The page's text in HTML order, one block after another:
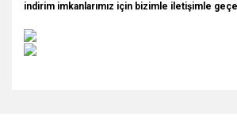
indirim imkanlarımız için bizimle iletişimle